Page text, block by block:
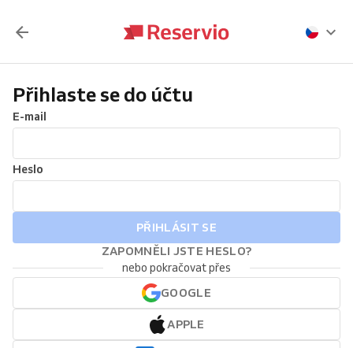
Přihlaste se do účtu
E-mail
Heslo
PŘIHLÁSIT SE
ZAPOMNĚLI JSTE HESLO?
nebo pokračovat přes
GOOGLE
APPLE